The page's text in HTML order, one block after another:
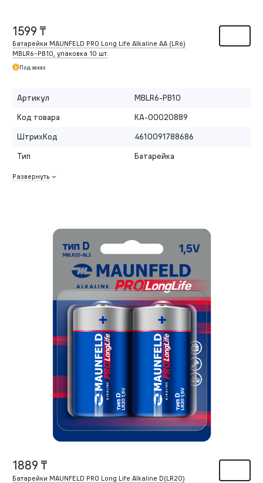
1599 ₸
Батарейки MAUNFELD PRO Long Life Alkaline AA (LR6)
MBLR6-PB10, упаковка 10 шт.
Под заказ
Артикул
MBLR6-PB10
Код товара
КА-00020889
ШтрихКод
4610091788686
Тип
Батарейка
Развернуть
1889 ₸
Батарейки MAUNFELD PRO Long Life Alkaline D(LR20)